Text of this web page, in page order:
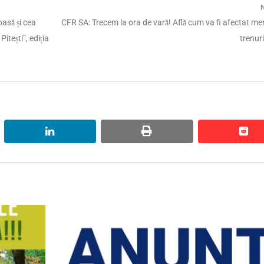
și cea
ediția
Next
CFR SA: Trecem la ora de vară! Află cum va fi afectat
linkedin print